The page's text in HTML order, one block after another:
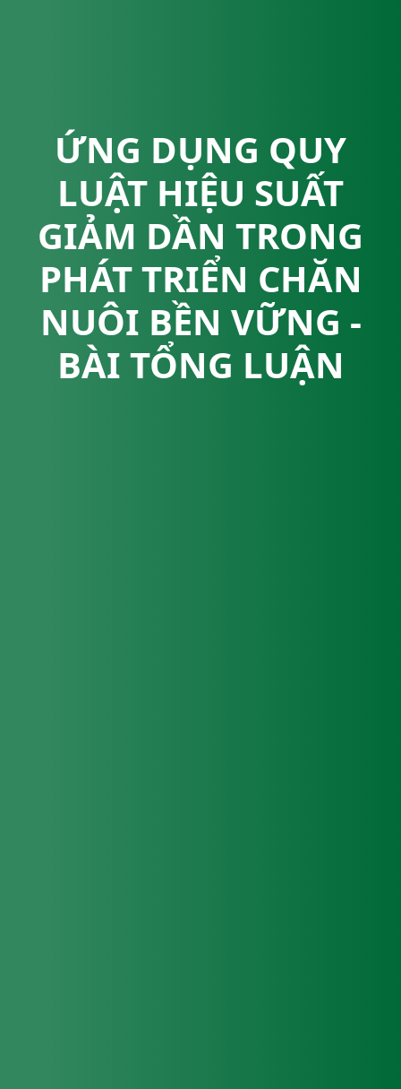
ỨNG DỤNG QUY
LUẬT HIỆU SUẤT
GIẢM DẦN TRONG
PHÁT TRIỂN CHĂN
NUÔI BỀN VỮNG -
BÀI TỔNG LUẬN